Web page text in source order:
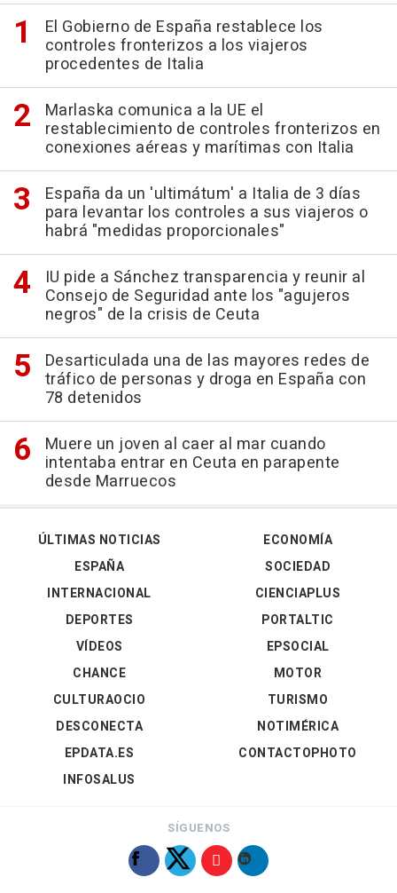
El Gobierno de España restablece los
controles fronterizos a los viajeros
procedentes de Italia
Marlaska comunica a la UE el
restablecimiento de controles fronterizos en
conexiones aéreas y marítimas con Italia
España da un 'ultimátum' a Italia de 3 días
para levantar los controles a sus viajeros o
habrá "medidas proporcionales"
IU pide a Sánchez transparencia y reunir al
Consejo de Seguridad ante los "agujeros
negros" de la crisis de Ceuta
Desarticulada una de las mayores redes de
tráfico de personas y droga en España con
78 detenidos
Muere un joven al caer al mar cuando
intentaba entrar en Ceuta en parapente
desde Marruecos
ÚLTIMAS NOTICIAS
ESPAÑA
INTERNACIONAL
DEPORTES
VÍDEOS
ECONOMÍA
SOCIEDAD
CIENCIAPLUS
PORTALTIC
EPSOCIAL
CHANCE
CULTURAOCIO
DESCONECTA
EPDATA.ES
INFOSALUS
MOTOR
TURISMO
NOTIMÉRICA
CONTACTOPHOTO
SÍGUENOS